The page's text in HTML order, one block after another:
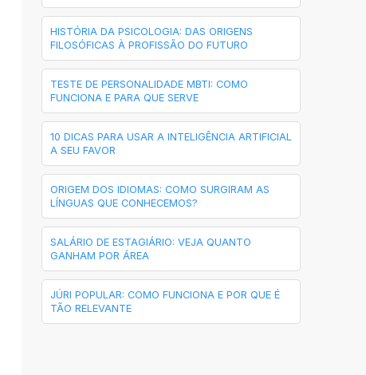
HISTÓRIA DA PSICOLOGIA: DAS ORIGENS
FILOSÓFICAS À PROFISSÃO DO FUTURO
TESTE DE PERSONALIDADE MBTI: COMO
FUNCIONA E PARA QUE SERVE
10 DICAS PARA USAR A INTELIGÊNCIA ARTIFICIAL
A SEU FAVOR
ORIGEM DOS IDIOMAS: COMO SURGIRAM AS
LÍNGUAS QUE CONHECEMOS?
SALÁRIO DE ESTAGIÁRIO: VEJA QUANTO
GANHAM POR ÁREA
JÚRI POPULAR: COMO FUNCIONA E POR QUE É
TÃO RELEVANTE